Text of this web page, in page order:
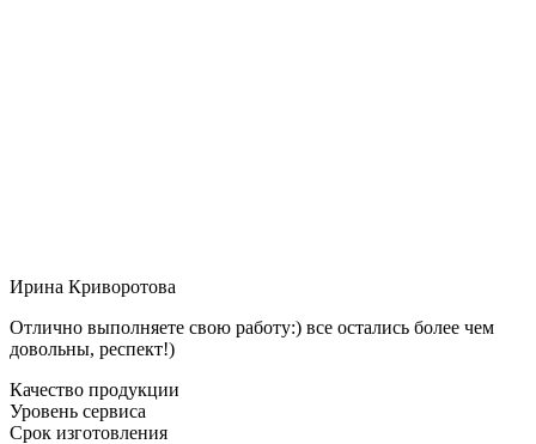
Ирина Криворотова
Отлично выполняете свою работу:) все остались более чем
довольны, респект!)
Качество продукции
Уровень сервиса
Срок изготовления